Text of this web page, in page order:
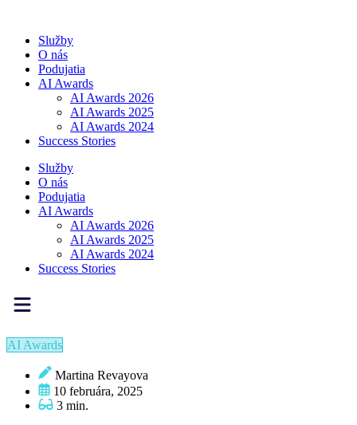
obsah
Služby
O nás
Podujatia
AI Awards
AI Awards 2026
AI Awards 2025
AI Awards 2024
Success Stories
Služby
O nás
Podujatia
AI Awards
AI Awards 2026
AI Awards 2025
AI Awards 2024
Success Stories
AI Awards
Martina Revayova
10 februára, 2025
3 min.